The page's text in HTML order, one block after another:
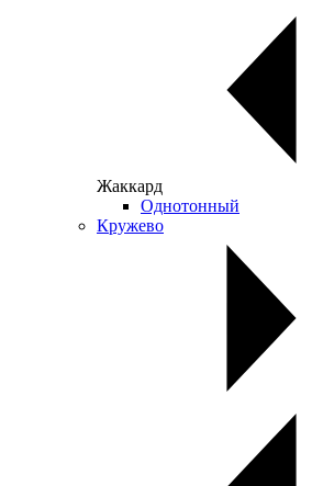
Жаккард
Однотонный
Кружево